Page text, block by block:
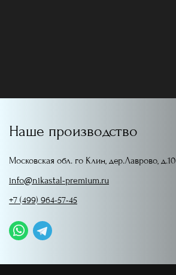
Наше производство
Московская обл. го Клин, дер.Лаврово, д.10
info@nikastal-premium.ru
+7 (499) 964-57-45